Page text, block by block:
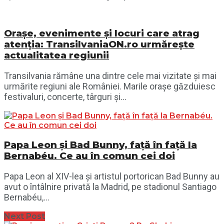
Orașe, evenimente și locuri care atrag
atenția: TransilvaniaON.ro urmărește
actualitatea regiunii
Transilvania rămâne una dintre cele mai vizitate și mai
urmărite regiuni ale României. Marile orașe găzduiesc
festivaluri, concerte, târguri și...
Papa Leon și Bad Bunny, față în față la
Bernabéu. Ce au în comun cei doi
Papa Leon al XIV-lea și artistul portorican Bad Bunny au
avut o întâlnire privată la Madrid, pe stadionul Santiago
Bernabéu,...
Next Post